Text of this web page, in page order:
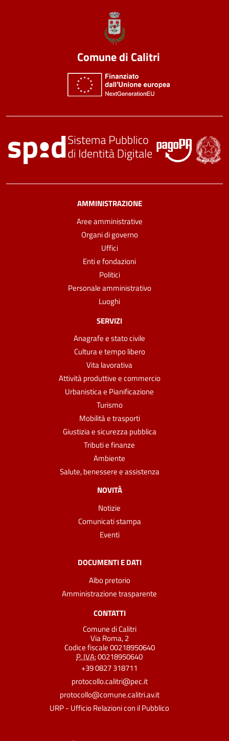
Comune di Calitri
AMMINISTRAZIONE
Aree amministrative
Organi di governo
Uffici
Enti e fondazioni
Politici
Personale amministrativo
Luoghi
SERVIZI
Anagrafe e stato civile
Cultura e tempo libero
Vita lavorativa
Attività produttive e commercio
Urbanistica e Pianificazione
Turismo
Mobilità e trasporti
Giustizia e sicurezza pubblica
Tributi e finanze
Ambiente
Salute, benessere e assistenza
NOVITÀ
Notizie
Comunicati stampa
Eventi
DOCUMENTI E DATI
Albo pretorio
Amministrazione trasparente
CONTATTI
Comune di Calitri
Via Roma, 2
Codice fiscale 00218950640
P. IVA:00218950640
+39 0827 318711
protocollo.calitri@pec.it
protocollo@comune.calitri.av.it
URP - Ufficio Relazioni con il Pubblico